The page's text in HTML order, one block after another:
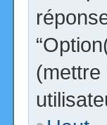
(mettre